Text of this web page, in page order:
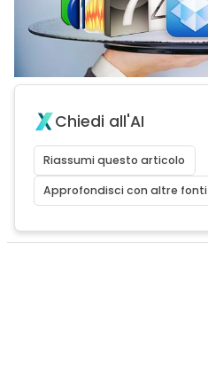
Chiedi all'AI
Riassumi questo articolo
Approfondisci con altre fonti